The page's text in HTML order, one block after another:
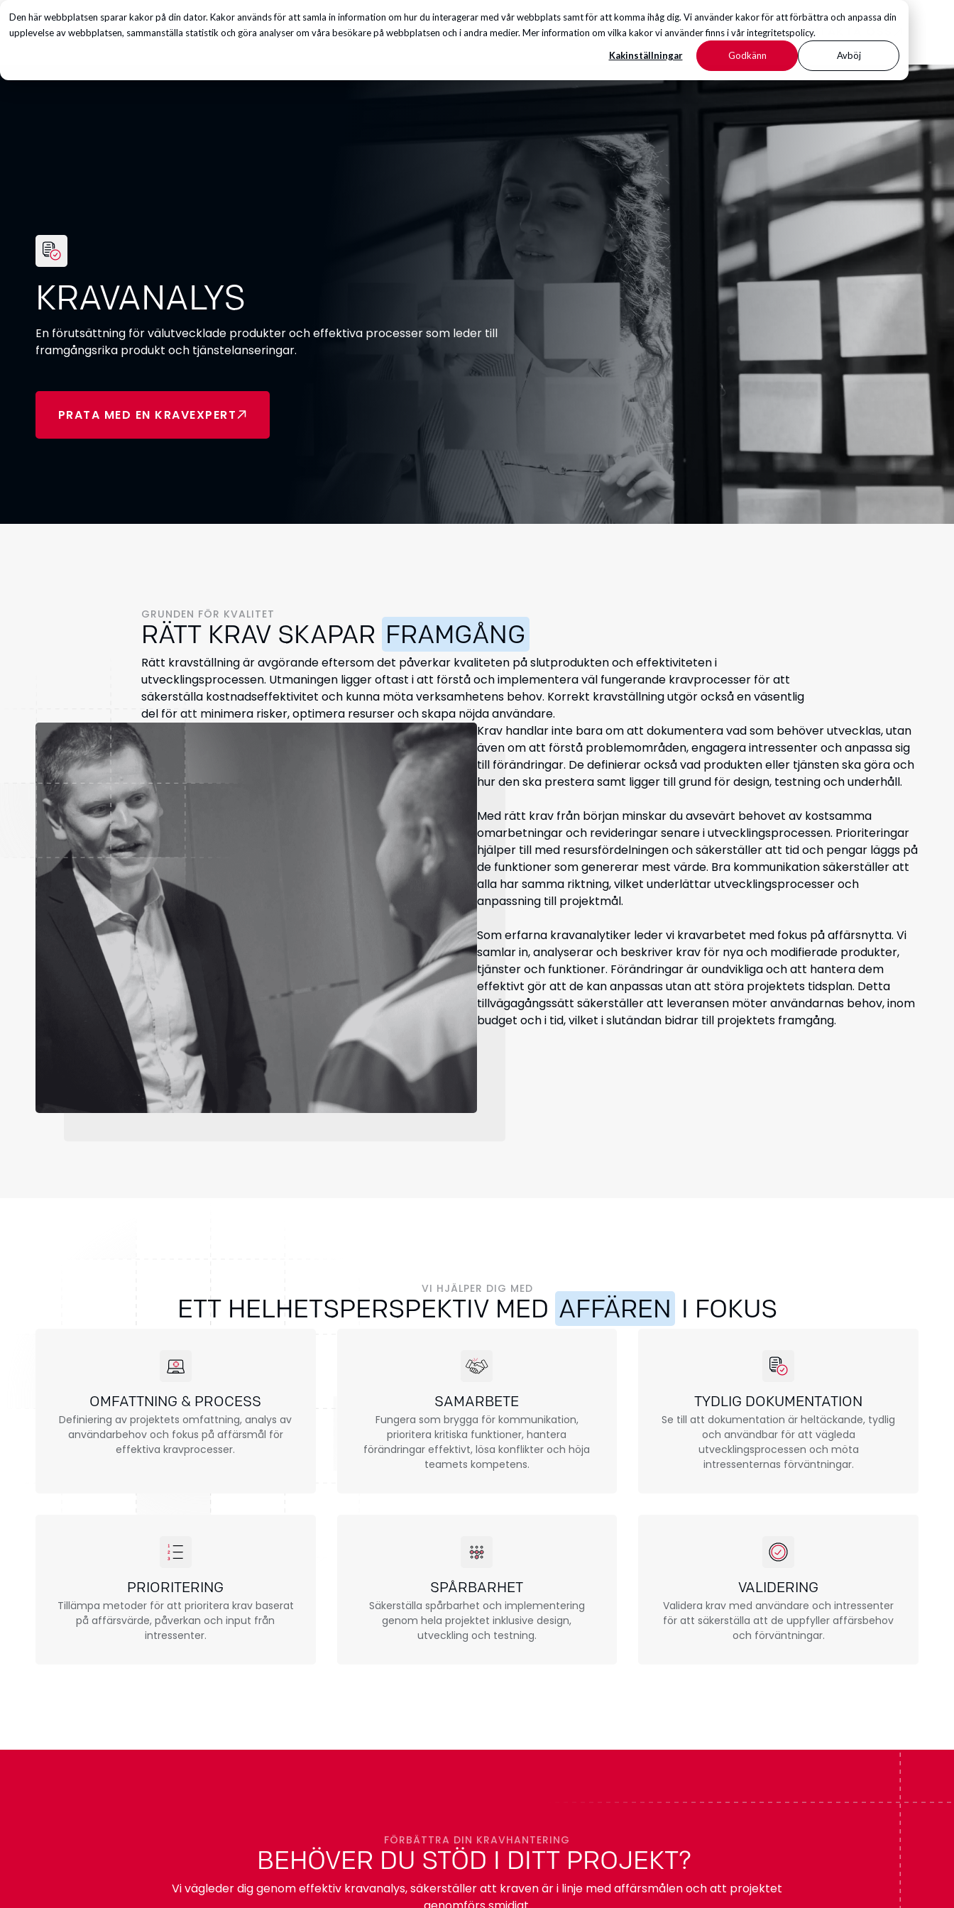
Den här webbplatsen sparar kakor på din dator. Kakor används för att samla in information om hur du interagerar med vår webbplats samt för att komma ihåg dig. Vi använder kakor för att förbättra och anpassa din
upplevelse av webbplatsen, sammanställa statistik och göra analyser om våra besökare på webbplatsen och i andra medier. Mer information om vilka kakor vi använder finns i vår integritetspolicy.
Kakinställningar Godkänn Avböj
Tjänster Insikter Om oss Karriär Kunskapscenter KONTAKTA OSS
KRAVANALYS
En förutsättning för välutvecklade produkter och effektiva processer som leder till
framgångsrika produkt och tjänstelanseringar.
PRATA MED EN KRAVEXPERT
GRUNDEN FÖR KVALITET
RÄTT KRAV SKAPAR FRAMGÅNG
Rätt kravställning är avgörande eftersom det påverkar kvaliteten på slutprodukten och effektiviteten i
utvecklingsprocessen. Utmaningen ligger oftast i att förstå och implementera väl fungerande kravprocesser för att
säkerställa kostnadseffektivitet och kunna möta verksamhetens behov. Korrekt kravställning utgör också en väsentlig
del för att minimera risker, optimera resurser och skapa nöjda användare.
Krav handlar inte bara om att dokumentera vad som behöver utvecklas, utan
även om att förstå problemområden, engagera intressenter och anpassa sig
till förändringar. De definierar också vad produkten eller tjänsten ska göra och
hur den ska prestera samt ligger till grund för design, testning och underhåll.
Med rätt krav från början minskar du avsevärt behovet av kostsamma
omarbetningar och revideringar senare i utvecklingsprocessen. Prioriteringar
hjälper till med resursfördelningen och säkerställer att tid och pengar läggs på
de funktioner som genererar mest värde. Bra kommunikation säkerställer att
alla har samma riktning, vilket underlättar utvecklingsprocesser och
anpassning till projektmål.
Som erfarna kravanalytiker leder vi kravarbetet med fokus på affärsnytta. Vi
samlar in, analyserar och beskriver krav för nya och modifierade produkter,
tjänster och funktioner. Förändringar är oundvikliga och att hantera dem
effektivt gör att de kan anpassas utan att störa projektets tidsplan. Detta
tillvägagångssätt säkerställer att leveransen möter användarnas behov, inom
budget och i tid, vilket i slutändan bidrar till projektets framgång.
VI HJÄLPER DIG MED
ETT HELHETSPERSPEKTIV MED AFFÄREN I FOKUS
OMFATTNING & PROCESS
Definiering av projektets omfattning, analys av
användarbehov och fokus på affärsmål för
effektiva kravprocesser.
SAMARBETE
Fungera som brygga för kommunikation,
prioritera kritiska funktioner, hantera
förändringar effektivt, lösa konflikter och höja
teamets kompetens.
TYDLIG DOKUMENTATION
Se till att dokumentation är heltäckande, tydlig
och användbar för att vägleda
utvecklingsprocessen och möta
intressenternas förväntningar.
PRIORITERING
Tillämpa metoder för att prioritera krav baserat
på affärsvärde, påverkan och input från
intressenter.
SPÅRBARHET
Säkerställa spårbarhet och implementering
genom hela projektet inklusive design,
utveckling och testning.
VALIDERING
Validera krav med användare och intressenter
för att säkerställa att de uppfyller affärsbehov
och förväntningar.
FÖRBÄTTRA DIN KRAVHANTERING
BEHÖVER DU STÖD I DITT PROJEKT?
Vi vägleder dig genom effektiv kravanalys, säkerställer att kraven är i linje med affärsmålen och att projektet